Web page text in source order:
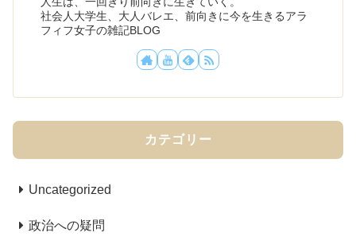
社会人大学生、大人バレエ、前向きに今を生きるアラ
フィフ女子の雑記BLOG
カテゴリー
Uncategorized
政治への疑問